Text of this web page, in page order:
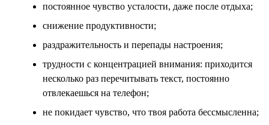
постоянное чувство усталости, даже после отдыха;
снижение продуктивности;
раздражительность и перепады настроения;
трудности с концентрацией внимания: приходится
несколько раз перечитывать текст, постоянно
отвлекаешься на телефон;
не покидает чувство, что твоя работа бессмысленна;